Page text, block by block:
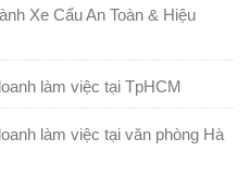
Xe Cẩu An Toàn & Hiệu
làm việc tại TpHCM
làm việc tại văn phòng Hà